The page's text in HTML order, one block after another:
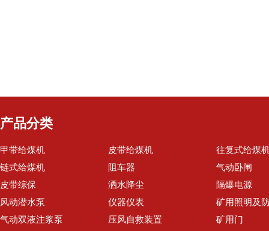
产品分类
甲带给煤机 皮带给煤机
往复式给煤
链式给煤机
阻车器
气动卧闸
皮带综保
洒水降尘
隔爆电源
风动潜水泵
仪器仪表
矿用照明及
气动双液注浆泵
压风自救装置 矿用门